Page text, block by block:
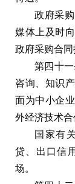
政府采
媒体上及时
政府采购合同
第四十
咨询、知识
面为中小企
外经济技术合
国家有
贷、出口信
场。